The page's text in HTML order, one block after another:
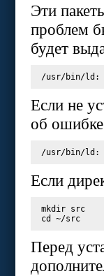
Эти
проблем
будет
/usr/bin/ld:
Если не
об
/usr/bin/ld:
Если
cd
Перед